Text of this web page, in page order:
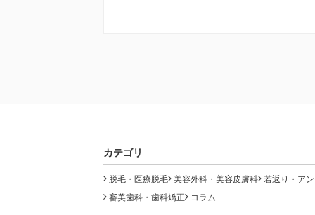
カテゴリ
脱毛・医療脱毛 美容外科・美容皮膚科 若返り・ア
審美歯科・歯科矯正
コラム